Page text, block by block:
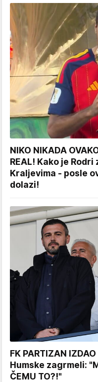
NIKO NIKADA
REAL! Kako je
Kraljevima - posle
dolazi!
FK PARTIZAN
Humske zagrmeli:
ČEMU TO?!"